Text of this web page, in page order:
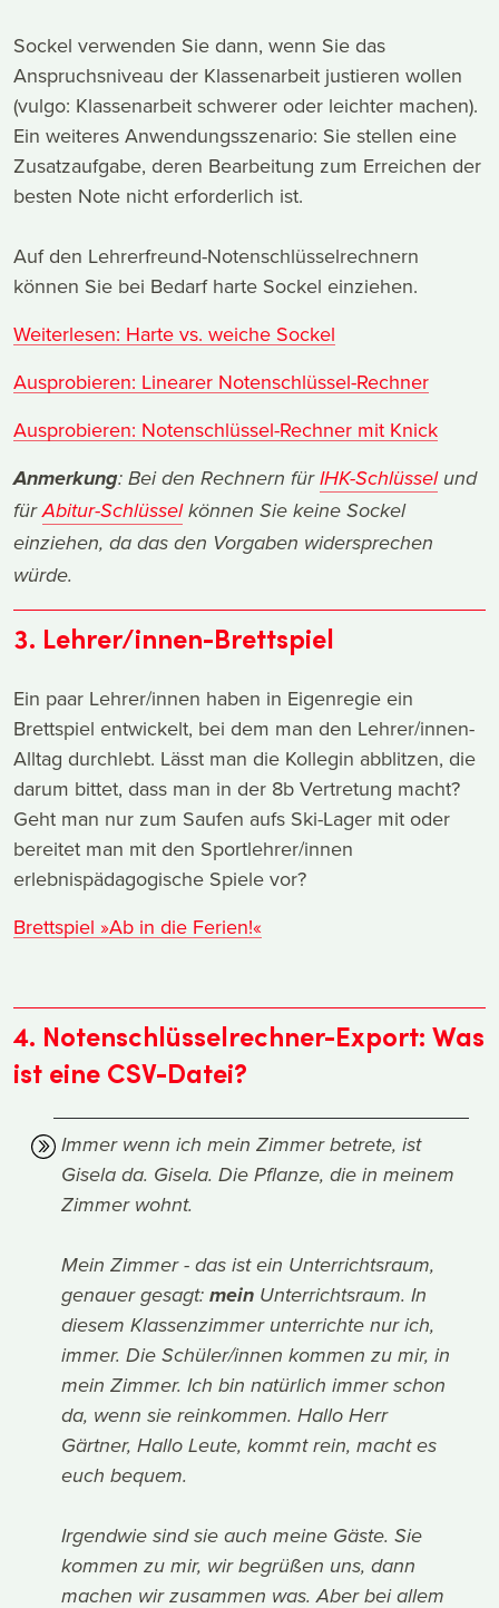
Sockel verwenden Sie dann, wenn Sie das
Anspruchsniveau der Klassenarbeit justieren wollen
(vulgo: Klassenarbeit schwerer oder leichter machen).
Ein weiteres Anwendungsszenario: Sie stellen eine
Zusatzaufgabe, deren Bearbeitung zum Erreichen der
besten Note nicht erforderlich ist.
Auf den Lehrerfreund-Notenschlüsselrechnern
können Sie bei Bedarf harte Sockel einziehen.
Weiterlesen: Harte vs. weiche Sockel
Ausprobieren: Linearer Notenschlüssel-Rechner
Ausprobieren: Notenschlüssel-Rechner mit Knick
Anmerkung: Bei den Rechnern fürIHK-Schlüsselund
fürAbitur-Schlüsselkönnen Sie keine Sockel
einziehen, da das den Vorgaben widersprechen
würde.
3. Lehrer/innen-Brettspiel
Ein paar Lehrer/innen haben in Eigenregie ein
Brettspiel entwickelt, bei dem man den Lehrer/innen-
Alltag durchlebt. Lässt man die Kollegin abblitzen, die
darum bittet, dass man in der 8b Vertretung macht?
Geht man nur zum Saufen aufs Ski-Lager mit oder
bereitet man mit den Sportlehrer/innen
erlebnispädagogische Spiele vor?
Brettspiel »Ab in die Ferien!«
4. Notenschlüsselrechner-Export: Was
ist eine CSV-Datei?
Immer wenn ich mein Zimmer betrete, ist
Gisela da. Gisela. Die Pflanze, die in meinem
Zimmer wohnt.
Mein Zimmer - das ist ein Unterrichtsraum,
genauer gesagt:mein Unterrichtsraum. In
diesem Klassenzimmer unterrichte nur ich,
immer. Die Schüler/innen kommen zu mir, in
mein Zimmer. Ich bin natürlich immer schon
da, wenn sie reinkommen. Hallo Herr
Gärtner, Hallo Leute, kommt rein, macht es
euch bequem.
Irgendwie sind sie auch meine Gäste. Sie
kommen zu mir, wir begrüßen uns, dann
machen wir zusammen was. Aber bei allem